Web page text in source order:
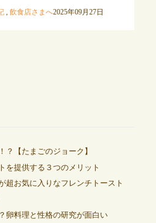
, 飲食店さまへ2025年09月27日
？【たまごのジョーク】
を提供する３つのメリット
超お気に入りなフレンチトースト
卵料理と性格の研究が面白い